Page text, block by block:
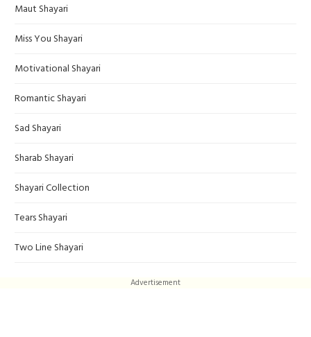
Maut Shayari
Miss You Shayari
Motivational Shayari
Romantic Shayari
Sad Shayari
Sharab Shayari
Shayari Collection
Tears Shayari
Two Line Shayari
Advertisement